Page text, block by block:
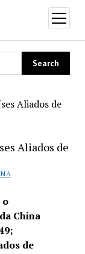
open
menu
Aliados de
Aliados de
o
China
de